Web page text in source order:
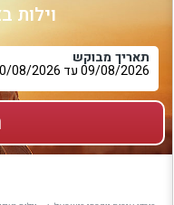
וילות
תאריך מבוקש